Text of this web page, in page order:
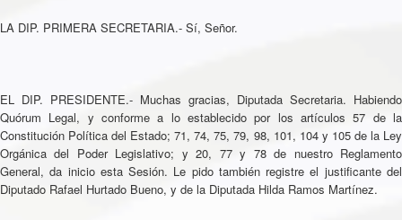
LA DIP. PRIMERA SECRETARIA.- Sí, Señor.
EL DIP. PRESIDENTE.- Muchas gracias, Diputada Secretaria. Habiendo
Quórum Legal, y conforme a lo establecido por los artículos 57 de la
Constitución Política del Estado; 71, 74, 75, 79, 98, 101, 104 y 105 de la Ley
Orgánica del Poder Legislativo; y 20, 77 y 78 de nuestro Reglamento
General, da inicio esta Sesión. Le pido también registre el justificante del
Diputado Rafael Hurtado Bueno, y de la Diputada Hilda Ramos Martínez.